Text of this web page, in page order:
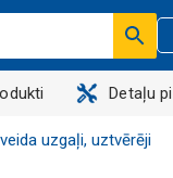
Detaļu
uzgaļi, uztvērēji